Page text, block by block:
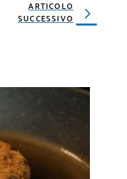
ARTICOLO
SUCCESSIVO